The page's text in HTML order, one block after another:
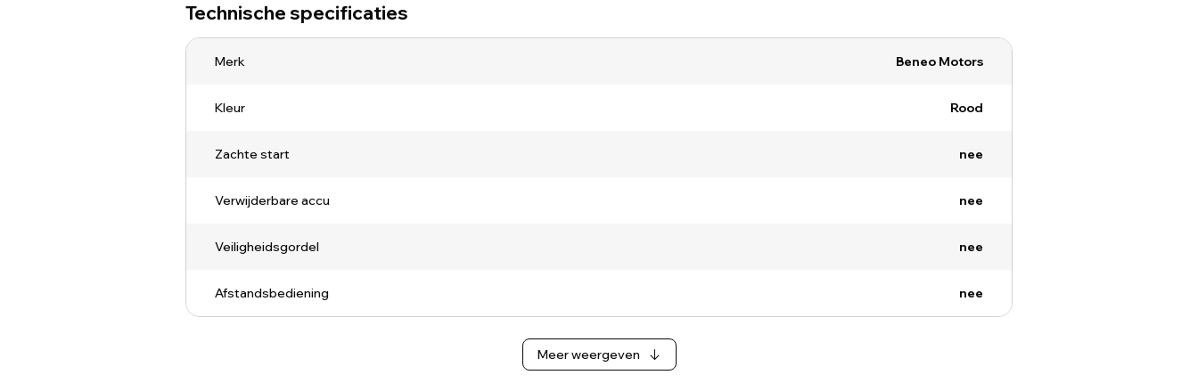
Technische specificaties
Merk Beneo Motors
Kleur Rood
Zachte start nee
Verwijderbare accu nee
Veiligheidsgordel nee
Afstandsbediening nee
Meer weergeven